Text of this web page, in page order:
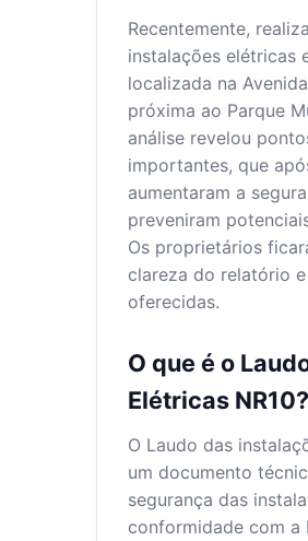
Recentemente,
instalações elétricas
localizada na
próxima ao Parque
análise revelou
importantes, que
aumentaram a
preveniram
Os proprietários
clareza do relatório
oferecidas.
O que é o
Elétricas NR10?
O Laudo das
um documento
segurança das
conformidade com a